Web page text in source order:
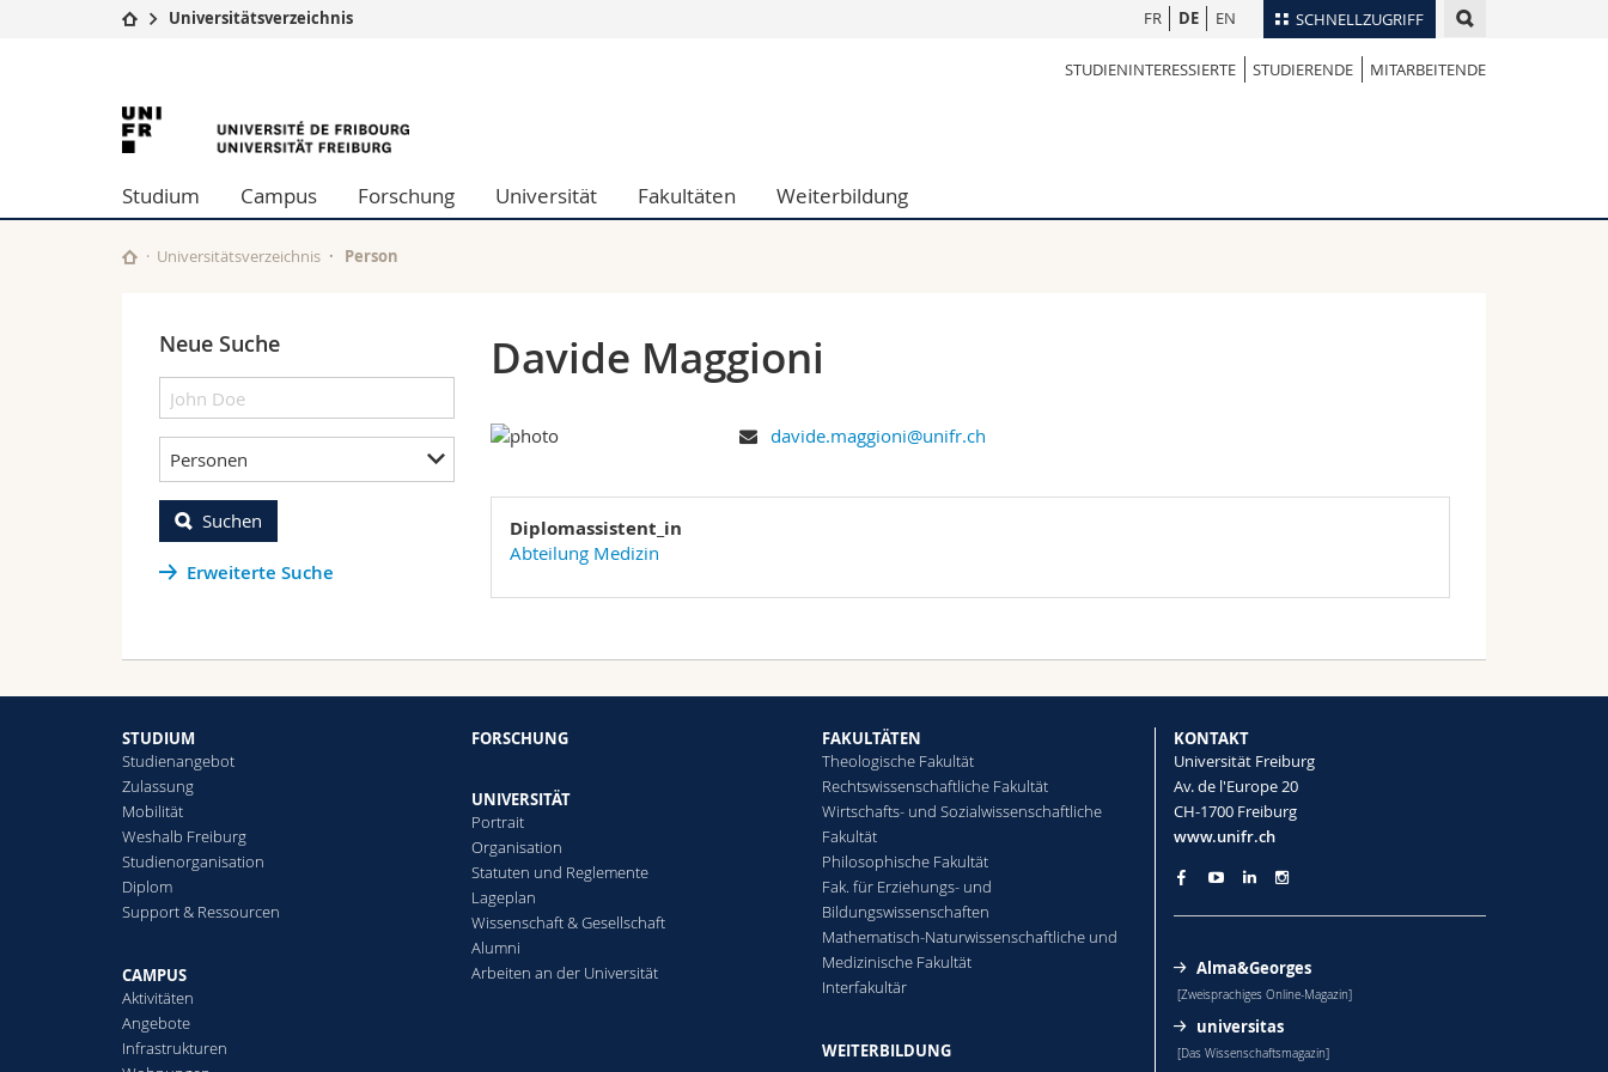
SCHNELLZUGRIFF
Studium
Campus
Universität
Weiterbildung
Theologische Fak.
Philosophische Fak.
Fak. für Erziehungs- und Bildungswissenschaften
Mitarbeitende
Personenverzeichnis
Vorlesungsverzeichnis
FR DE EN
Universitätsverzeichnis
STUDIENINTERESSIERTE STUDIERENDE MITARBEITENDE
University
of
Fribourg
Studium Campus Forschung Universität Fakultäten Weiterbildung
Universitätsverzeichnis Person
Neue Suche
Personen
Suchen
Erweiterte Suche
Davide Maggioni
davide.maggioni@unifr.ch
Diplomassistent_in
Abteilung Medizin
STUDIUM
Studienangebot
Zulassung
Mobilität
Weshalb Freiburg
Studienorganisation
Diplom
Support & Ressourcen
CAMPUS
Aktivitäten
Angebote
Infrastrukturen
FORSCHUNG
UNIVERSITÄT
Portrait
Organisation
Statuten und Reglemente
Lageplan
Wissenschaft & Gesellschaft
Alumni
Arbeiten an der Universität
FAKULTÄTEN
Theologische Fakultät
Rechtswissenschaftliche Fakultät
Wirtschafts- und Sozialwissenschaftliche
Fakultät
Philosophische Fakultät
Fak. für Erziehungs- und
Bildungswissenschaften
Mathematisch-Naturwissenschaftliche und
Medizinische Fakultät
Interfakultär
WEITERBILDUNG
KONTAKT
Universität Freiburg
Av. de l'Europe 20
CH-1700 Freiburg
www.unifr.ch
Alma&Georges
[Zweisprachiges Online-Magazin]
universitas
[Das Wissenschaftsmagazin]